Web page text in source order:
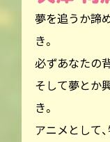
夢を追うか諦
き。
必ずあなたの
そして夢とか
き。
アニメとして